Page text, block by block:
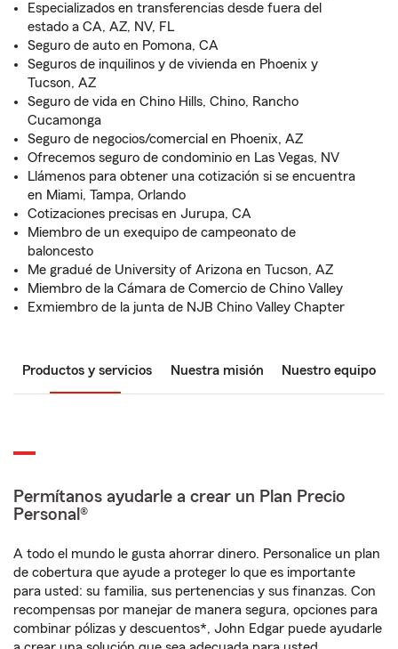
Especializados en transferencias desde fuera del
estado a CA, AZ, NV, FL
Seguro de auto en Pomona, CA
Seguros de inquilinos y de vivienda en Phoenix y
Tucson, AZ
Seguro de vida en Chino Hills, Chino, Rancho
Cucamonga
Seguro de negocios/comercial en Phoenix, AZ
Ofrecemos seguro de condominio en Las Vegas, NV
Llámenos para obtener una cotización si se encuentra
en Miami, Tampa, Orlando
Cotizaciones precisas en Jurupa, CA
Miembro de un exequipo de campeonato de
baloncesto
Me gradué de University of Arizona en Tucson, AZ
Miembro de la Cámara de Comercio de Chino Valley
Exmiembro de la junta de NJB Chino Valley Chapter
Productos y servicios Nuestra misión Nuestro equipo
Permítanos ayudarle a crear un Plan Precio
Personal®
A todo el mundo le gusta ahorrar dinero. Personalice un plan
de cobertura que ayude a proteger lo que es importante
para usted: su familia, sus pertenencias y sus finanzas. Con
recompensas por manejar de manera segura, opciones para
combinar pólizas y descuentos*, John Edgar puede ayudarle